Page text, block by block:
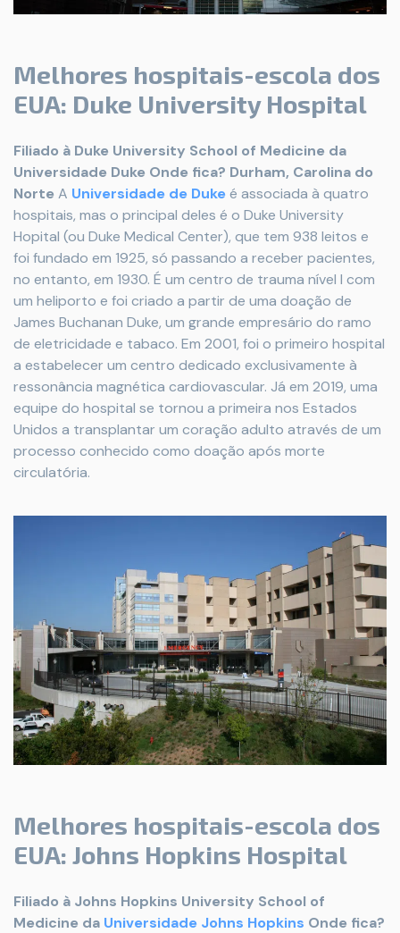
Melhores hospitais-escola dos
EUA: Duke University Hospital
Filiado à Duke University School of Medicine da
Universidade Duke Onde fica? Durham, Carolina do
Norte A Universidade de Dukeé associada à quatro
hospitais, mas o principal deles é o Duke University
Hopital (ou Duke Medical Center), que tem 938 leitos e
foi fundado em 1925, só passando a receber pacientes,
no entanto, em 1930. É um centro de trauma nível I com
um heliporto e foi criado a partir de uma doação de
James Buchanan Duke, um grande empresário do ramo
de eletricidade e tabaco. Em 2001, foi o primeiro hospital
a estabelecer um centro dedicado exclusivamente à
ressonância magnética cardiovascular. Já em 2019, uma
equipe do hospital se tornou a primeira nos Estados
Unidos a transplantar um coração adulto através de um
processo conhecido como doação após morte
circulatória.
Melhores hospitais-escola dos
EUA: Johns Hopkins Hospital
Filiado à Johns Hopkins University School of
Medicine da Universidade Johns Hopkins Onde fica?